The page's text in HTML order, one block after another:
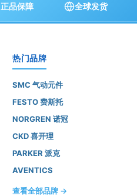
正品保障 全球发货
热门品牌
SMC 气动元件
FESTO 费斯托
NORGREN 诺冠
CKD 喜开理
PARKER 派克
AVENTICS
查看全部品牌 →